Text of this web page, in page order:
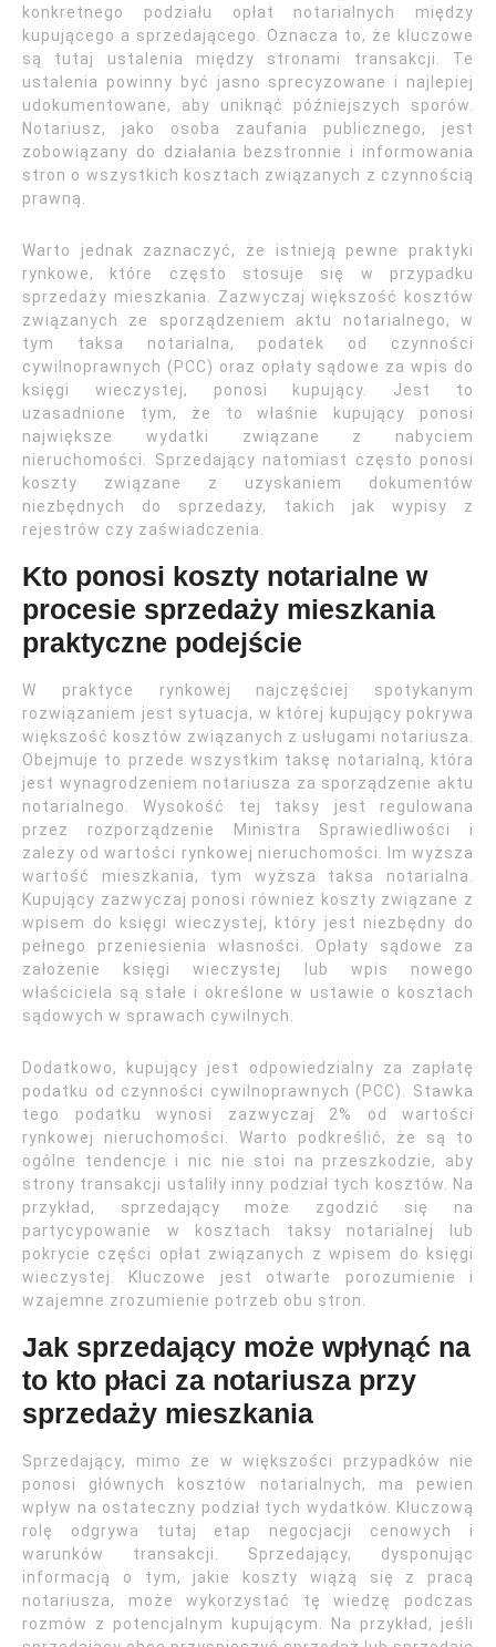
konkretnego podziału opłat notarialnych między
kupującego a sprzedającego. Oznacza to, że kluczowe
są tutaj ustalenia między stronami transakcji. Te
ustalenia powinny być jasno sprecyzowane i najlepiej
udokumentowane, aby uniknąć późniejszych sporów.
Notariusz, jako osoba zaufania publicznego, jest
zobowiązany do działania bezstronnie i informowania
stron o wszystkich kosztach związanych z czynnością
prawną.
Warto jednak zaznaczyć, że istnieją pewne praktyki
rynkowe, które często stosuje się w przypadku
sprzedaży mieszkania. Zazwyczaj większość kosztów
związanych ze sporządzeniem aktu notarialnego, w
tym taksa notarialna, podatek od czynności
cywilnoprawnych (PCC) oraz opłaty sądowe za wpis do
księgi wieczystej, ponosi kupujący. Jest to
uzasadnione tym, że to właśnie kupujący ponosi
największe wydatki związane z nabyciem
nieruchomości. Sprzedający natomiast często ponosi
koszty związane z uzyskaniem dokumentów
niezbędnych do sprzedaży, takich jak wypisy z
rejestrów czy zaświadczenia.
Kto ponosi koszty notarialne w
procesie sprzedaży mieszkania
praktyczne podejście
W praktyce rynkowej najczęściej spotykanym
rozwiązaniem jest sytuacja, w której kupujący pokrywa
większość kosztów związanych z usługami notariusza.
Obejmuje to przede wszystkim taksę notarialną, która
jest wynagrodzeniem notariusza za sporządzenie aktu
notarialnego. Wysokość tej taksy jest regulowana
przez rozporządzenie Ministra Sprawiedliwości i
zależy od wartości rynkowej nieruchomości. Im wyższa
wartość mieszkania, tym wyższa taksa notarialna.
Kupujący zazwyczaj ponosi również koszty związane z
wpisem do księgi wieczystej, który jest niezbędny do
pełnego przeniesienia własności. Opłaty sądowe za
założenie księgi wieczystej lub wpis nowego
właściciela są stałe i określone w ustawie o kosztach
sądowych w sprawach cywilnych.
Dodatkowo, kupujący jest odpowiedzialny za zapłatę
podatku od czynności cywilnoprawnych (PCC). Stawka
tego podatku wynosi zazwyczaj 2% od wartości
rynkowej nieruchomości. Warto podkreślić, że są to
ogólne tendencje i nic nie stoi na przeszkodzie, aby
strony transakcji ustaliły inny podział tych kosztów. Na
przykład, sprzedający może zgodzić się na
partycypowanie w kosztach taksy notarialnej lub
pokrycie części opłat związanych z wpisem do księgi
wieczystej. Kluczowe jest otwarte porozumienie i
wzajemne zrozumienie potrzeb obu stron.
Jak sprzedający może wpłynąć na
to kto płaci za notariusza przy
sprzedaży mieszkania
Sprzedający, mimo że w większości przypadków nie
ponosi głównych kosztów notarialnych, ma pewien
wpływ na ostateczny podział tych wydatków. Kluczową
rolę odgrywa tutaj etap negocjacji cenowych i
warunków transakcji. Sprzedający, dysponując
informacją o tym, jakie koszty wiążą się z pracą
notariusza, może wykorzystać tę wiedzę podczas
rozmów z potencjalnym kupującym. Na przykład, jeśli